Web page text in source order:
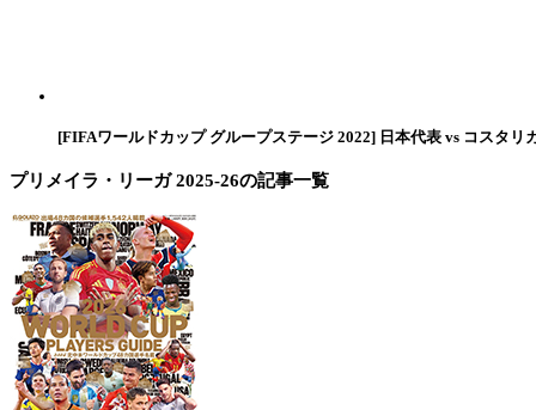
[FIFAワールドカップ グループステージ 2022] 日本代表 vs コスタリ
プリメイラ・リーガ 2025-26の記事一覧